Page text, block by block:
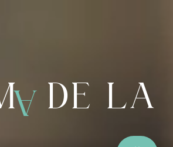
A DE LA